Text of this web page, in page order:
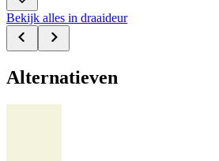
Bekijk alles in draaideur
Alternatieven